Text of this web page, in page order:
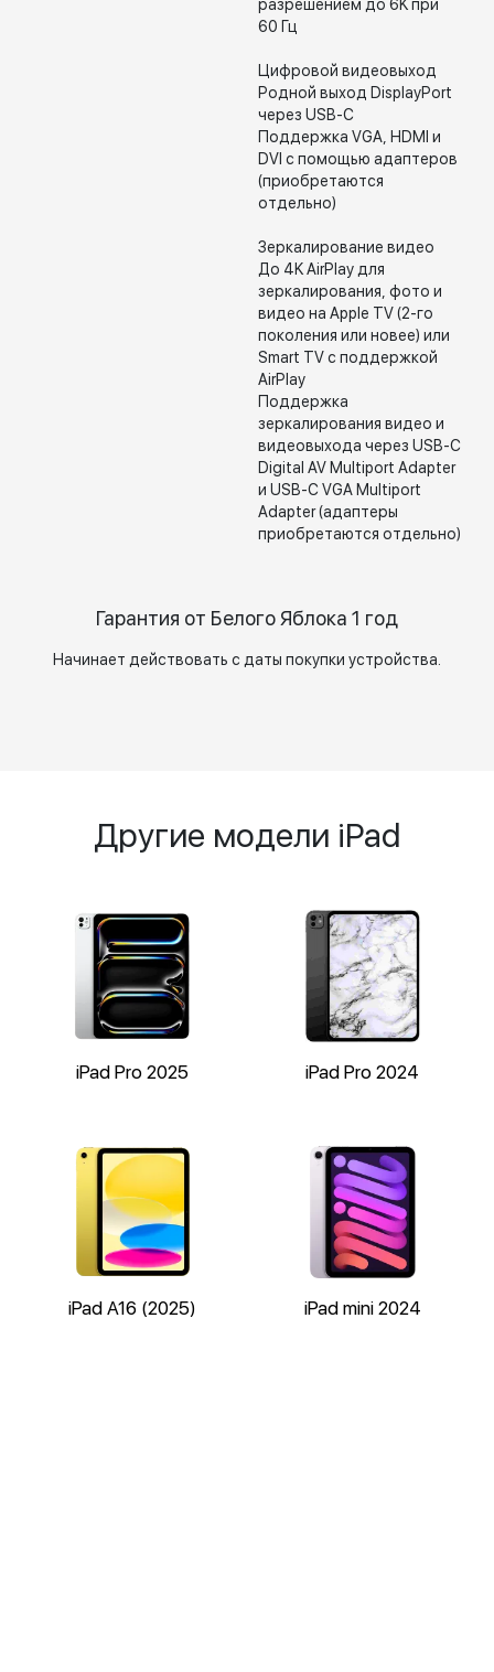
разрешением до 6K при
60 Гц
Цифровой видеовыход
Родной выход DisplayPort
через USB-C
Поддержка VGA, HDMI и
DVI с помощью адаптеров
(приобретаются
отдельно)
Зеркалирование видео
До 4K AirPlay для
зеркалирования, фото и
видео на Apple TV (2-го
поколения или новее) или
Smart TV с поддержкой
AirPlay
Поддержка
зеркалирования видео и
видеовыхода через USB-C
Digital AV Multiport Adapter
и USB-C VGA Multiport
Adapter (адаптеры
приобретаются отдельно)
Гарантия от Белого Яблока 1 год
Начинает действовать с даты покупки устройства.
Другие модели iPad
iPad Pro 2025 iPad Pro 2024
iPad A16 (2025) iPad mini 2024